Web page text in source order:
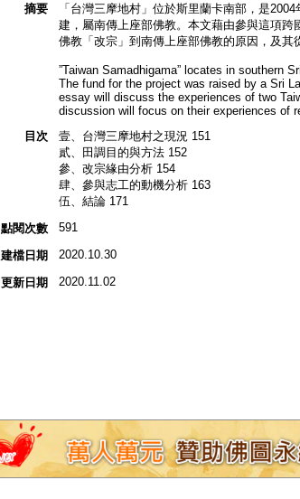
摘要
「台灣三摩地村」位於斯里蘭卡南部，是
建，屬南傳上座部佛教。本文藉由參與這項
佛教「改宗」到南傳上座部佛教的原因，及其
”Taiwan Samadhigama” locates in southern
The fund for the project was raised by a Sri
essay will discuss the experiences of two
discussion will focus on their experiences of
目次
壹、台灣三摩地村之現況 151
貳、田調目的與方法 152
參、改宗緣由分析 154
肆、參與志工的動機分析 163
伍、結論 171
點閱次數
591
建檔日期 2020.10.30
更新日期 2020.11.02